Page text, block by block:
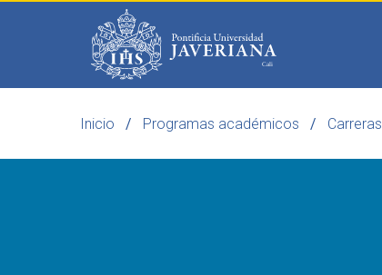
Inicio Programas académicos Carreras